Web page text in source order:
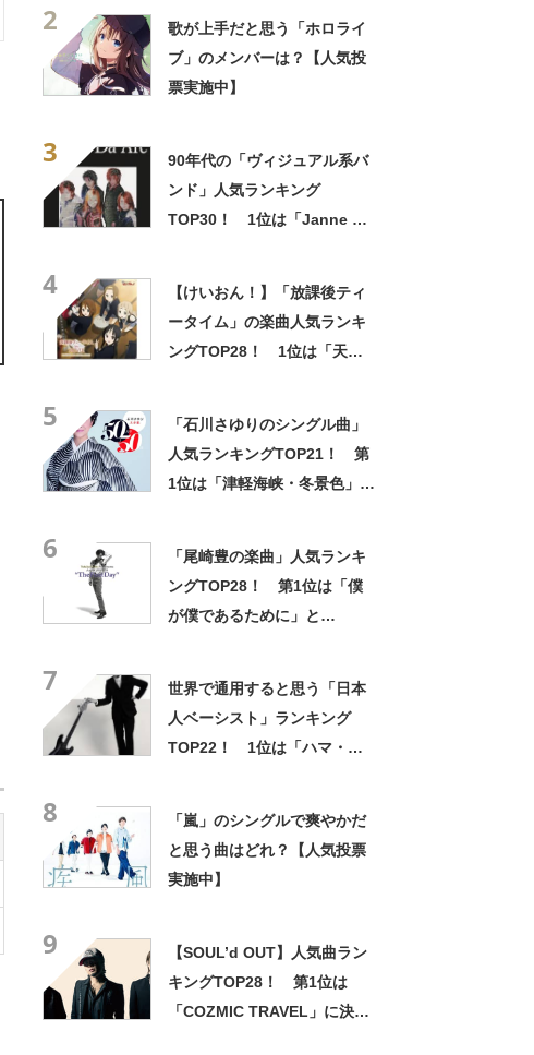
2
歌が上手だと思う「ホロライ
ブ」のメンバーは？【人気投
票実施中】
3
90年代の「ヴィジュアル系バ
ンド」人気ランキング
TOP30！ 1位は「Janne Da
4
【けいおん！】「放課後ティ
ータイム」の楽曲人気ランキ
ングTOP28！ 1位は「天使
5
「石川さゆりのシングル曲」
人気ランキングTOP21！ 第
1位は「津軽海峡・冬景色」
6
「尾崎豊の楽曲」人気ランキ
ングTOP28！ 第1位は「僕
が僕であるために」と
7
世界で通用すると思う「日本
人ベーシスト」ランキング
TOP22！ 1位は「ハマ・オ
8
「嵐」のシングルで爽やかだ
と思う曲はどれ？【人気投票
実施中】
9
【SOUL’d OUT】人気曲ラン
キングTOP28！ 第1位は
「COZMIC TRAVEL」に決